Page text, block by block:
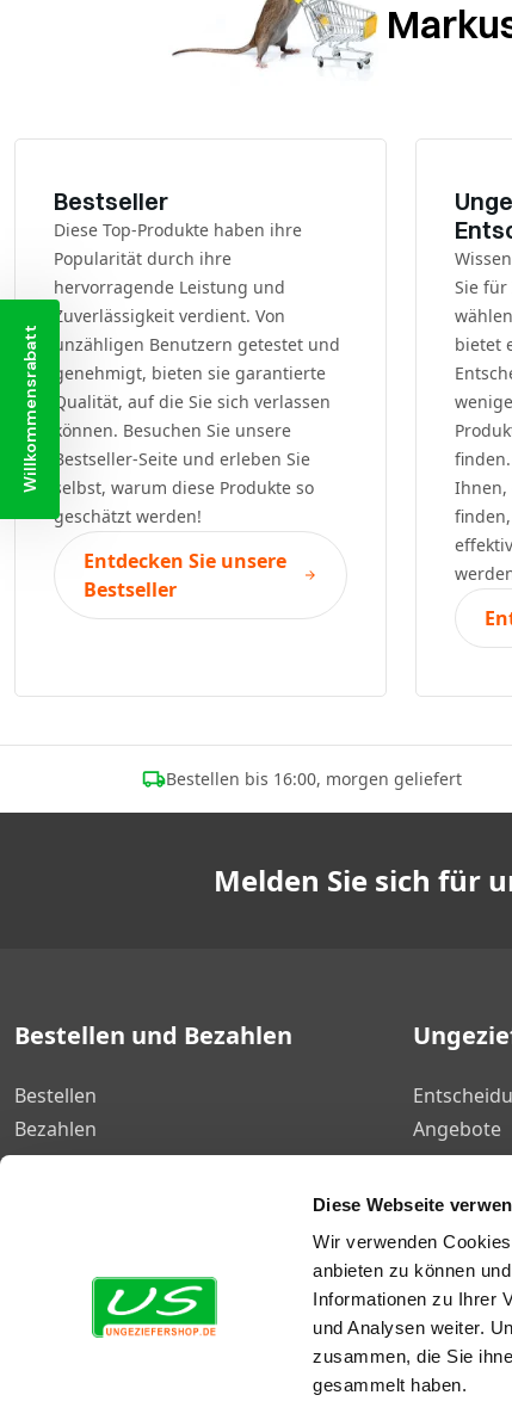
Diese Webseite
Wir verwenden
anbieten zu können
Informationen zu Ihrer
und Analysen weiter.
zusammen, die Sie
gesammelt haben.
Bestseller
Diese Top-Produkte haben ihre
Popularität durch ihre
hervorragende Leistung und
Zuverlässigkeit verdient. Von
unzähligen Benutzern getestet und
genehmigt, bieten sie garantierte
Qualität, auf die Sie sich verlassen
können. Besuchen Sie unsere
Bestseller-Seite und erleben Sie
selbst, warum diese Produkte so
geschätzt werden!
Entdecken Sie unsere
Bestseller
Sie
bietet
Ihnen,
Bestellen bis 16:00, morgen geliefert
Melden Sie sich für
Bestellen und Bezahlen
Bestellen
Bezahlen
Lieferung
Angebote
Bestseller
Willkommensrabatt